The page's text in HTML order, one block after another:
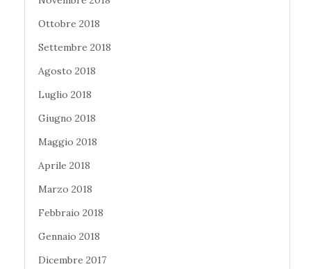
Ottobre 2018
Settembre 2018
Agosto 2018
Luglio 2018
Giugno 2018
Maggio 2018
Aprile 2018
Marzo 2018
Febbraio 2018
Gennaio 2018
Dicembre 2017